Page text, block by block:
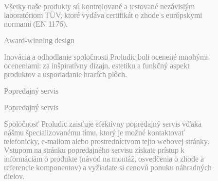
Všetky naše produkty sú kontrolované a testované nezávislým
laboratóriom TÜV, ktoré vydáva certifikát o zhode s európskymi
normami (EN 1176).
Award-winning design
Inovácia a odhodlanie spoločnosti Proludic boli ocenené mnohými
oceneniami: za inšpiratívny dizajn, estetiku a funkčný aspekt
produktov a usporiadanie hracích plôch.
Popredajný servis
Popredajný servis
Spoločnosť Proludic zaisťuje efektívny popredajný servis vďaka
nášmu špecializovanému tímu, ktorý je možné kontaktovať
telefonicky, e-mailom alebo prostredníctvom tejto webovej stránky.
Vstupom na stránku popredajného servisu získate prístup k
informáciám o produkte (návod na montáž, osvedčenia o zhode a
referencie komponentov) a vyžiadate si cenovú ponuku náhradných
dielov.